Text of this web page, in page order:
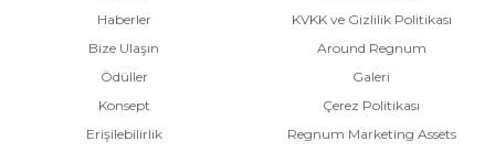
Haberler
Bize Ulaşın
Ödüller
Konsept
Erişilebilirlik
KVKK ve Gizlilik Politikası
Around Regnum
Galeri
Çerez Politikası
Regnum Marketing Assets